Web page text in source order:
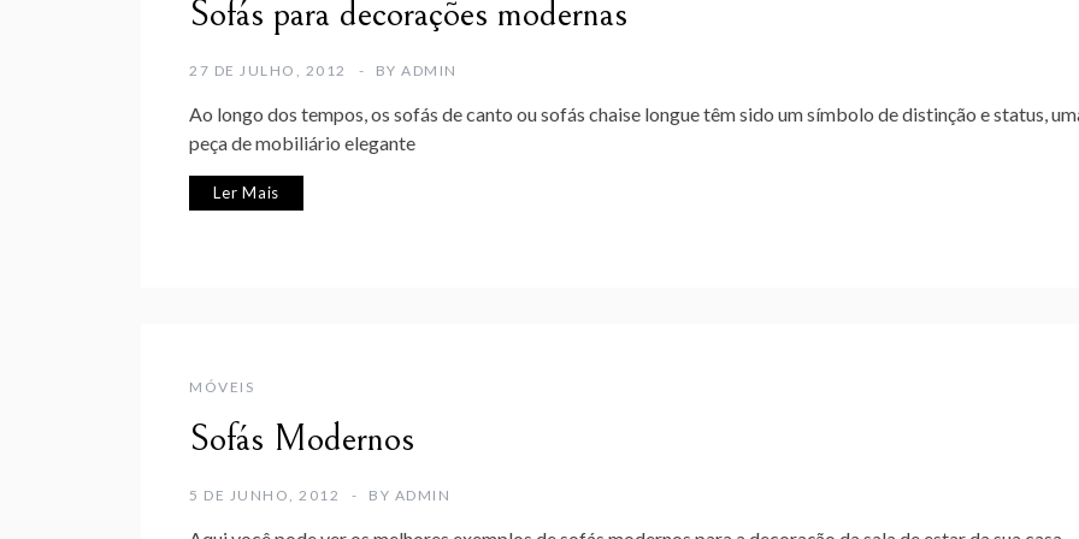
Sofás para decorações modernas
27 DE JULHO, 2012 BY ADMIN
Ao longo dos tempos, os sofás de canto ou sofás chaise longue têm sido um símbolo de distinção e status,
peça de mobiliário elegante
Ler Mais
MÓVEIS
Sofás Modernos
5 DE JUNHO, 2012 BY ADMIN